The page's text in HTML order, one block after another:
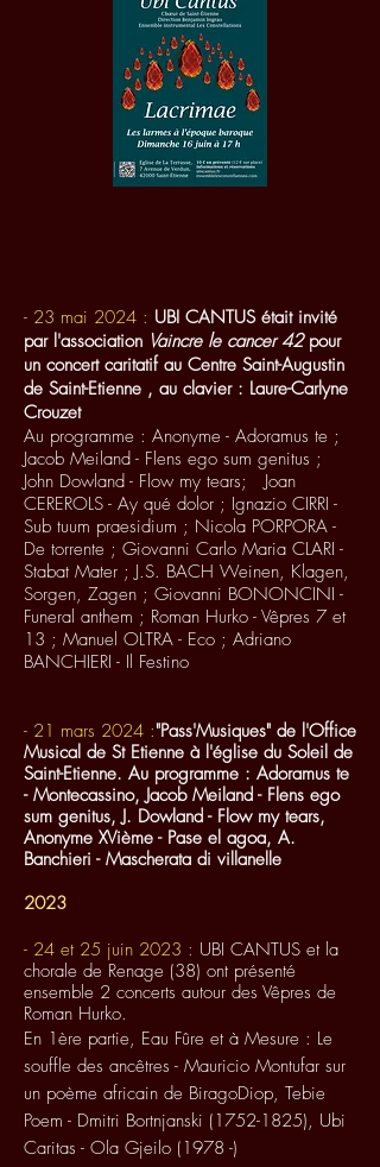
- 23 mai 2024 : UBI CANTUS était invité
par l'association Vaincre le cancer 42 pour
un concert caritatif au Centre Saint-Augustin
de Saint-Etienne , au clavier : Laure-Carlyne
Crouzet
Au programme : Anonyme - Adoramus te ;
Jacob Meiland - Flens ego sum genitus ;
John Dowland - Flow my tears;
,,Joan
CEREROLS - Ay qué dolor ; Ignazio CIRRI -
Sub tuum praesidium ; Nicola PORPORA -
De torrente ; Giovanni Carlo Maria CLARI -
Stabat Mater ; J.S. BACH Weinen, Klagen,
Sorgen, Zagen ; Giovanni BONONCINI -
Funeral anthem ; Roman Hurko - Vêpres 7 et
13 ; Manuel OLTRA - Eco ; Adriano
BANCHIERI - Il Festino
- 21 mars 2024 :"Pass'Musiques" de l'Office
Musical de St Etienne à l'église du Soleil de
Saint-Etienne. Au programme : Adoramus te
- Montecassino, Jacob Meiland - Flens ego
sum genitus, J. Dowland - Flow my tears,
Anonyme XVième - Pase el agoa, A.
Banchieri - Mascherata di villanelle
2023
- 24 et 25 juin 2023 : UBI CANTUS et la
chorale de Renage (38) ont présenté
ensemble 2 concerts autour des Vêpres de
Roman Hurko.
En 1ère partie, Eau Fûre et à Mesure : Le
souffle des ancêtres - Mauricio Montufar sur
un poème africain de BiragoDiop, Tebie
Poem - Dmitri Bortnjanski (1752-1825), Ubi
Caritas - Ola Gjeilo (1978 -)